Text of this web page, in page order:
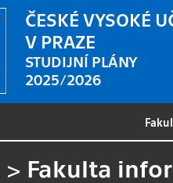
ČESKÉ VYSOKÉ
V PRAZE
STUDIJNÍ PLÁNY
2025/2026
> Fakulta